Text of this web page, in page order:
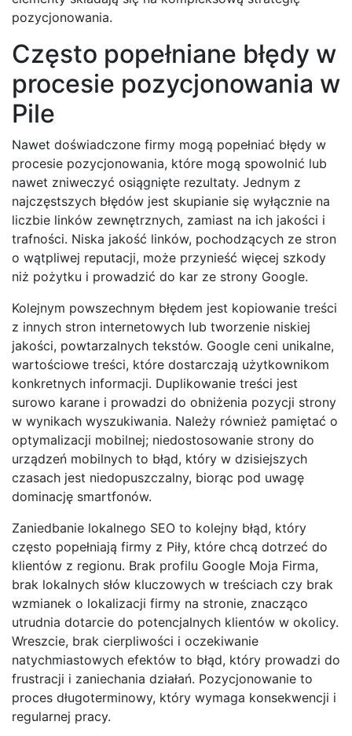
pozycjonowania.
Często popełniane błędy w
procesie pozycjonowania w
Pile
Nawet doświadczone firmy mogą popełniać błędy w
procesie pozycjonowania, które mogą spowolnić lub
nawet zniweczyć osiągnięte rezultaty. Jednym z
najczęstszych błędów jest skupianie się wyłącznie na
liczbie linków zewnętrznych, zamiast na ich jakości i
trafności. Niska jakość linków, pochodzących ze stron
o wątpliwej reputacji, może przynieść więcej szkody
niż pożytku i prowadzić do kar ze strony Google.
Kolejnym powszechnym błędem jest kopiowanie treści
z innych stron internetowych lub tworzenie niskiej
jakości, powtarzalnych tekstów. Google ceni unikalne,
wartościowe treści, które dostarczają użytkownikom
konkretnych informacji. Duplikowanie treści jest
surowo karane i prowadzi do obniżenia pozycji strony
w wynikach wyszukiwania. Należy również pamiętać o
optymalizacji mobilnej; niedostosowanie strony do
urządzeń mobilnych to błąd, który w dzisiejszych
czasach jest niedopuszczalny, biorąc pod uwagę
dominację smartfonów.
Zaniedbanie lokalnego SEO to kolejny błąd, który
często popełniają firmy z Piły, które chcą dotrzeć do
klientów z regionu. Brak profilu Google Moja Firma,
brak lokalnych słów kluczowych w treściach czy brak
wzmianek o lokalizacji firmy na stronie, znacząco
utrudnia dotarcie do potencjalnych klientów w okolicy.
Wreszcie, brak cierpliwości i oczekiwanie
natychmiastowych efektów to błąd, który prowadzi do
frustracji i zaniechania działań. Pozycjonowanie to
proces długoterminowy, który wymaga konsekwencji i
regularnej pracy.